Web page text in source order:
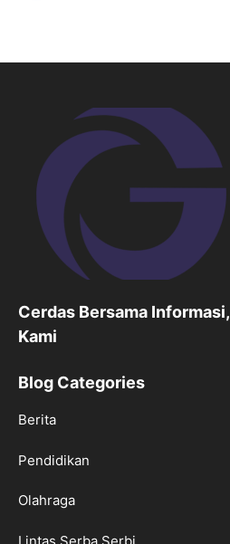
Cerdas Bersama
Kami
Blog Categories
Berita
Pendidikan
Olahraga
Lintas Serba Serbi